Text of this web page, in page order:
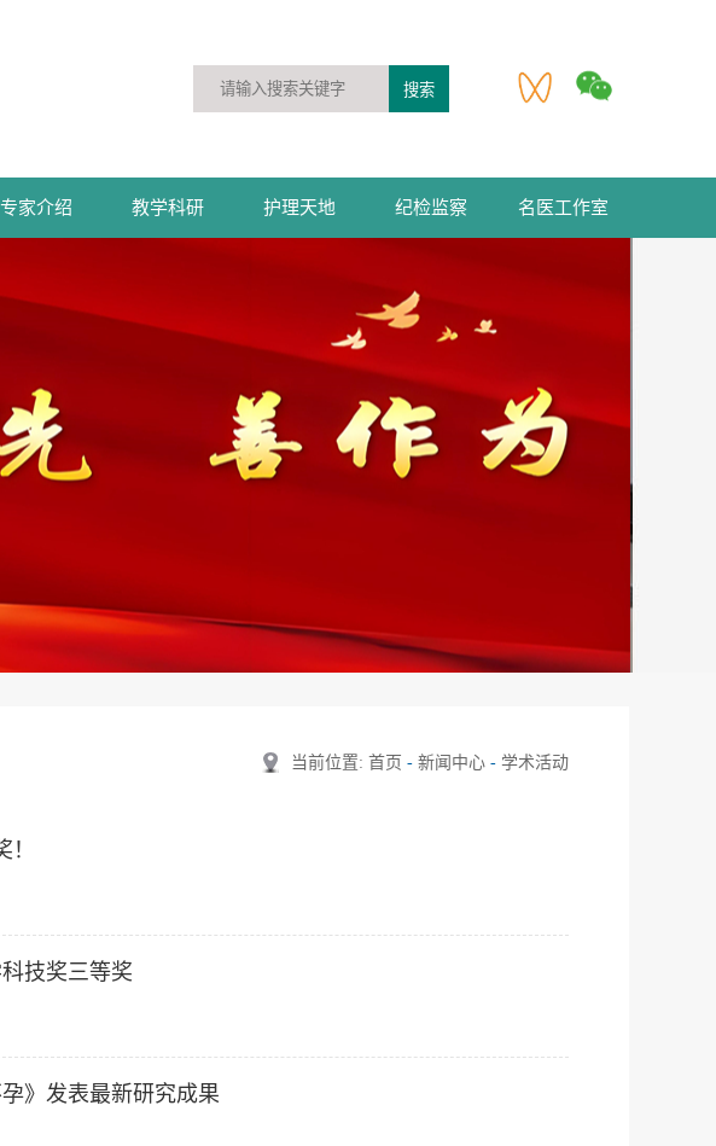
专家介绍 教学科研 护理天地 纪检监察 名医工作室
当前位置: 首页 - 新闻中心 - 学术活动
技奖三等奖
》发表最新研究成果